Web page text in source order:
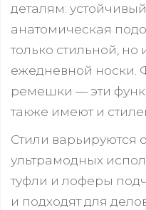
деталям:
анатомическая
только стильной, но
ежедневной носки.
ремешки — эти
также имеют и
Стили варьируются
ультрамодных
туфли и лоферы
и подходят для